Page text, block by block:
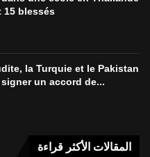
15 blessés
la Turquie et le Pakistan
signer un accord de...
المقالات الأكثر قراءة